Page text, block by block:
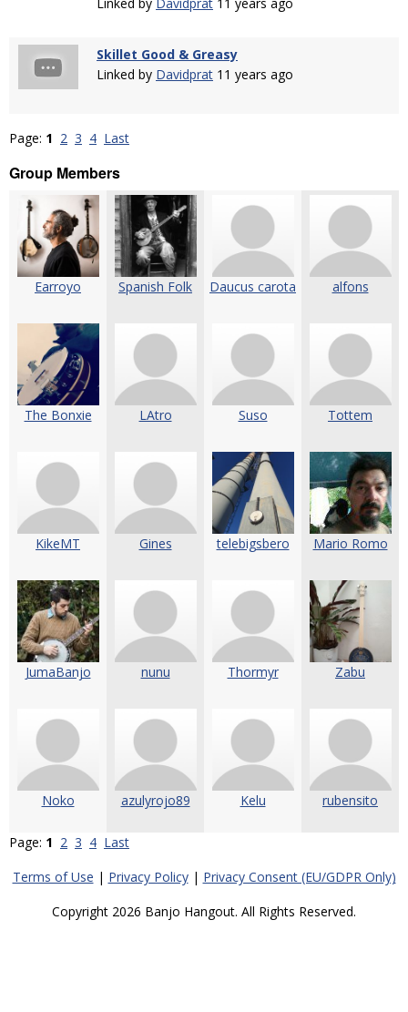
Skillet Good & Greasy
Linked by Davidprat 11 years ago
Page: 1 2 3 4 Last
Group Members
Earroyo Spanish Folk Daucus carota alfons
The Bonxie LAtro Suso Tottem
KikeMT Gines telebigsbero Mario Romo
JumaBanjo nunu Thormyr Zabu
Noko azulyrojo89 Kelu rubensito
Page: 1 2 3 4 Last
Terms of Use | Privacy Policy| Privacy Consent (EU/GDPR Only)
Copyright 2026 Banjo Hangout. All Rights Reserved.